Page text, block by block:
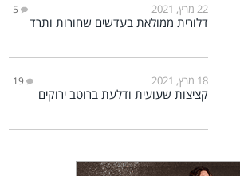
22 מרץ, 2021 5
דלורית ממולאת בעדשים שחורות ותרד
18 מרץ, 2021 19
קציצות שעועית ודלעת ברוטב ירוקים